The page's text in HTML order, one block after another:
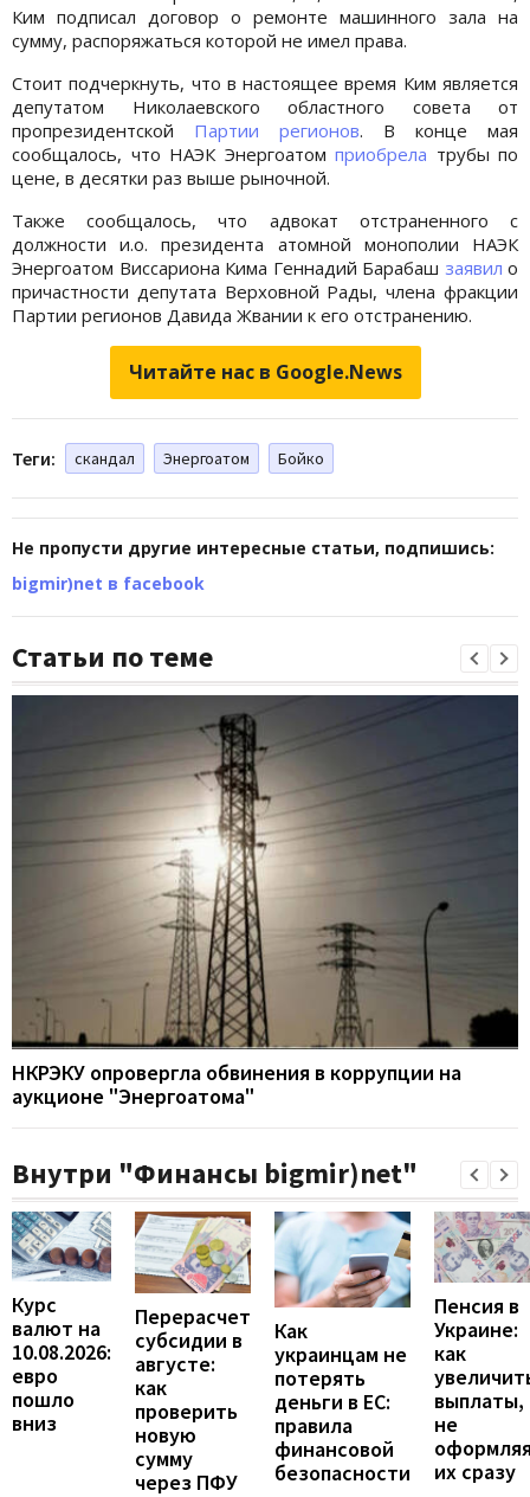
Ким подписал договор о ремонте машинного зала на
сумму, распоряжаться которой не имел права.
Стоит подчеркнуть, что в настоящее время Ким является
депутатом Николаевского областного совета от
пропрезидентской Партии регионов. В конце мая
сообщалось, что НАЭК Энергоатом приобрела трубы по
цене, в десятки раз выше рыночной.
Также сообщалось, что адвокат отстраненного с
должности и.о. президента атомной монополии НАЭК
Энергоатом Виссариона Кима Геннадий Барабаш заявил о
причастности депутата Верховной Рады, члена фракции
Партии регионов Давида Жвании к его отстранению.
Читайте нас в Google.News
Теги: скандал Энергоатом Бойко
Не пропусти другие интересные статьи, подпишись:
bigmir)net в facebook
Статьи по теме
НКРЭКУ опровергла обвинения в коррупции на
аукционе "Энергоатома"
Внутри "Финансы bigmir)net"
Курс
валют на
10.08.2026:
евро
пошло
вниз
Перерасчет
субсидии в
августе:
как
проверить
новую
сумму
через ПФУ
Как
украинцам не
потерять
деньги в ЕС:
правила
финансовой
безопасности
Пенсия в
Украине:
как
выплаты,
не
их сразу